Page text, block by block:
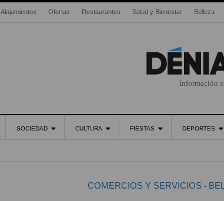
Alojamientos Ofertas Restaurantes Salud y Bienestar Belleza
Información
SOCIEDAD CULTURA FIESTAS DEPORTES
COMERCIOS Y SERVICIOS-